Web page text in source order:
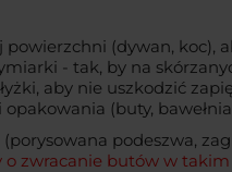
(dywan, koc),
- tak, by na
aby nie uszkodzić
opakowania (buty,
podeszwa,
o zwracanie butów w